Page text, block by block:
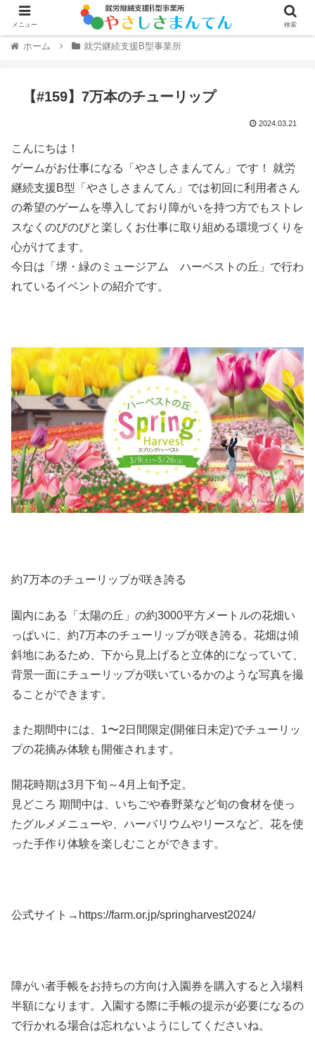
ホーム 就労継続支援B型事業所
【#159】7万本のチューリップ
2024.03.21
こんにちは！
ゲームがお仕事になる「やさしさまんてん」です！ 就労
継続支援B型「やさしさまんてん」では初回に利用者さん
の希望のゲームを導入しており障がいを持つ方でもストレ
スなくのびのびと楽しくお仕事に取り組める環境づくりを
心がけてます。
今日は「堺・緑のミュージアム ハーベストの丘」で行わ
れているイベントの紹介です。
約7万本のチューリップが咲き誇る
園内にある「太陽の丘」の約3000平方メートルの花畑い
っぱいに、約7万本のチューリップが咲き誇る。花畑は傾
斜地にあるため、下から見上げると立体的になっていて、
背景一面にチューリップが咲いているかのような写真を撮
ることができます。
また期間中には、1〜2日間限定(開催日未定)でチューリッ
プの花摘み体験も開催されます。
開花時期は3月下旬～4月上旬予定。
見どころ 期間中は、いちごや春野菜など旬の食材を使っ
たグルメメニューや、ハーバリウムやリースなど、花を使
った手作り体験を楽しむことができます。
公式サイト→https://farm.or.jp/springharvest2024/
障がい者手帳をお持ちの方向け入園券を購入すると入場料
半額になります。入園する際に手帳の提示が必要になるの
で行かれる場合は忘れないようにしてくださいね。
メニュー 検索